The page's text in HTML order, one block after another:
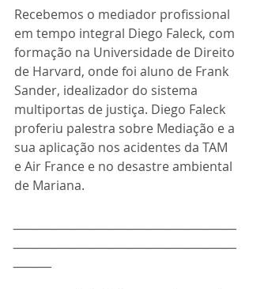
Recebemos o mediador profissional
em tempo integral Diego Faleck, com
formação na Universidade de Direito
de Harvard, onde foi aluno de Frank
Sander, idealizador do sistema
multiportas de justiça. Diego Faleck
proferiu palestra sobre Mediação e a
sua aplicação nos acidentes da TAM
e Air France e no desastre ambiental
de Mariana.